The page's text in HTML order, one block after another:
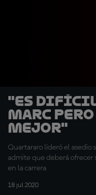
"Es difícil
Marc
mejor"
Quartararo lideró el asedio
admite que deberá ofrecer
en la carrera
18 jul 2020